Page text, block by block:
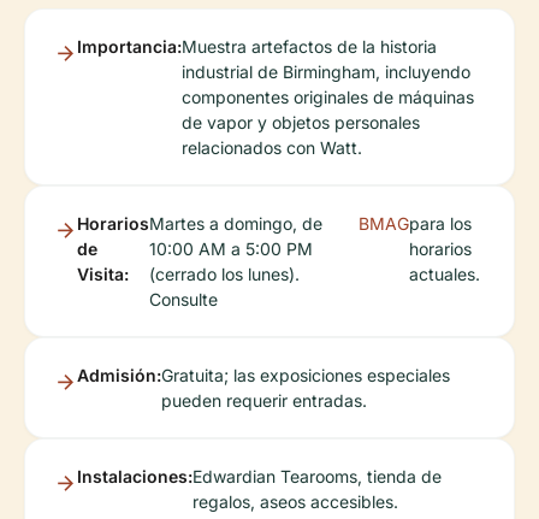
Importancia:Muestra artefactos de la historia
industrial de Birmingham, incluyendo
componentes originales de máquinas
de vapor y objetos personales
relacionados con Watt.
Horarios
de
Visita:
Martes a domingo, de
10:00 AM a 5:00 PM
(cerrado los lunes).
Consulte
BMAGpara los
horarios
actuales.
Admisión:Gratuita; las exposiciones especiales
pueden requerir entradas.
Instalaciones:Edwardian Tearooms, tienda de
regalos, aseos accesibles.